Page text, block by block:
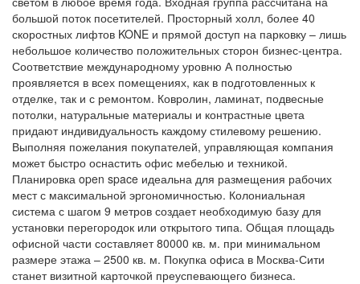
большой поток посетителей. Просторный холл, более 40
скоростных лифтов KONE и прямой доступ на парковку – лишь
небольшое количество положительных сторон бизнес-центра.
Соответствие международному уровню А полностью
проявляется в всех помещениях, как в подготовленных к
отделке, так и с ремонтом. Ковролин, ламинат, подвесные
потолки, натуральные материалы и контрастные цвета
придают индивидуальность каждому стилевому решению.
Выполняя пожелания покупателей, управляющая компания
может быстро оснастить офис мебелью и техникой.
Планировка open space идеальна для размещения рабочих
мест с максимальной эргономичностью. Колониальная
система с шагом 9 метров создает необходимую базу для
установки перегородок или открытого типа. Общая площадь
офисной части составляет 80000 кв. м. при минимальном
размере этажа – 2500 кв. м. Покупка офиса в Москва-Сити
станет визитной карточкой преуспевающего бизнеса.